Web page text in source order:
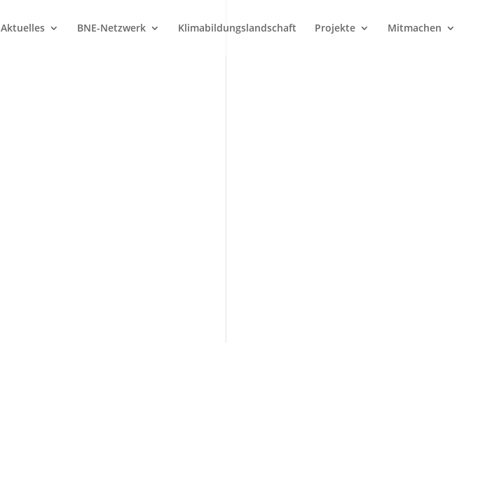
Aktuelles BNE-Netzwerk Klimabildungslandschaft Projekte Mitmachen